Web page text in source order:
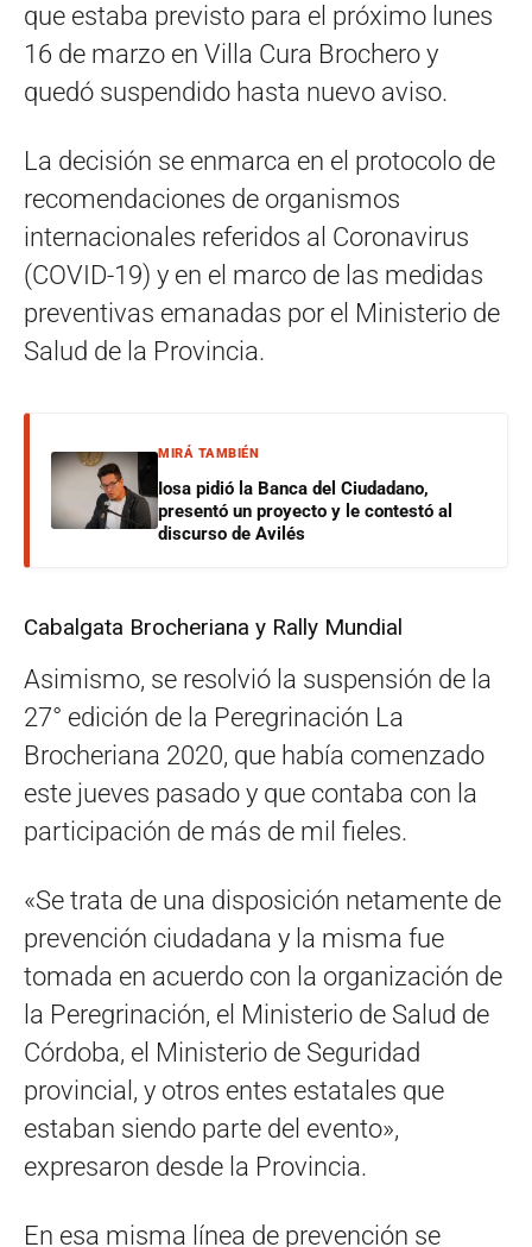
que estaba previsto para el próximo lunes
16 de marzo en Villa Cura Brochero y
quedó suspendido hasta nuevo aviso.
La decisión se enmarca en el protocolo de
recomendaciones de organismos
internacionales referidos al Coronavirus
(COVID-19) y en el marco de las medidas
preventivas emanadas por el Ministerio de
Salud de la Provincia.
MIRÁ TAMBIÉN
Iosa pidió la Banca del Ciudadano,
presentó un proyecto y le contestó al
discurso de Avilés
Cabalgata Brocheriana y Rally Mundial
Asimismo, se resolvió la suspensión de la
27° edición de la Peregrinación La
Brocheriana 2020, que había comenzado
este jueves pasado y que contaba con la
participación de más de mil fieles.
«Se trata de una disposición netamente de
prevención ciudadana y la misma fue
tomada en acuerdo con la organización de
la Peregrinación, el Ministerio de Salud de
Córdoba, el Ministerio de Seguridad
provincial, y otros entes estatales que
estaban siendo parte del evento»,
expresaron desde la Provincia.
En esa misma línea de prevención se